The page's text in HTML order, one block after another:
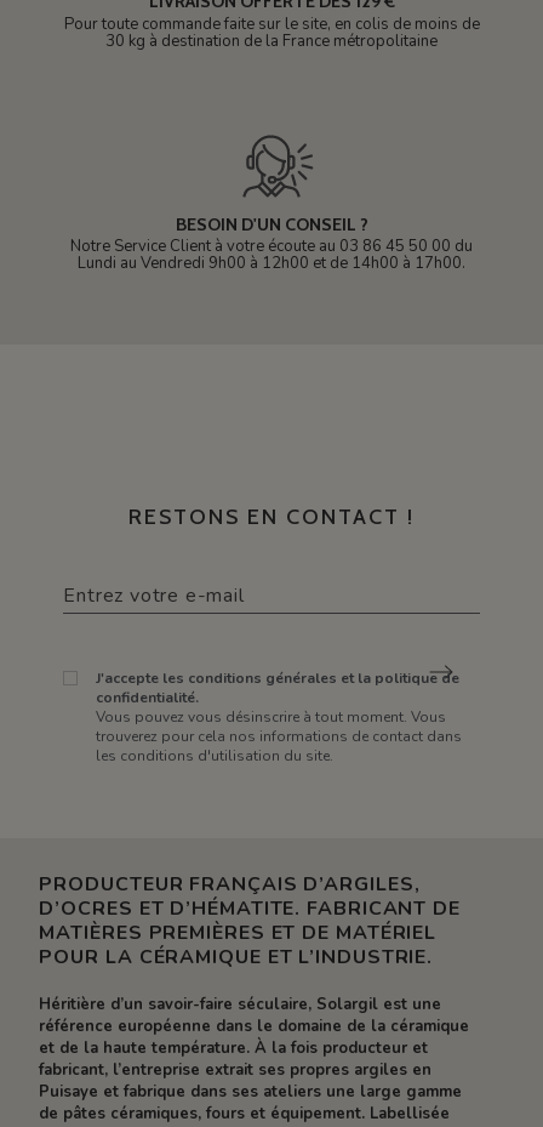
Pour toute commande faite sur le site, en colis de moins de
30 kg à destination de la France métropolitaine
BESOIN D'UN CONSEIL ?
Notre Service Client à votre écoute au 03 86 45 50 00 du
Lundi au Vendredi 9h00 à 12h00 et de 14h00 à 17h00.
RESTONS EN CONTACT !
J'accepte les conditions générales et la politique de
confidentialité.
Vous pouvez vous désinscrire à tout moment. Vous
trouverez pour cela nos informations de contact dans
les conditions d'utilisation du site.
PRODUCTEUR FRANÇAIS D’ARGILES,
D’OCRES ET D’HÉMATITE. FABRICANT DE
MATIÈRES PREMIÈRES ET DE MATÉRIEL
POUR LA CÉRAMIQUE ET L’INDUSTRIE.
Héritière d’un savoir-faire séculaire, Solargil est une
référence européenne dans le domaine de la céramique
et de la haute température. À la fois producteur et
fabricant, l’entreprise extrait ses propres argiles en
Puisaye et fabrique dans ses ateliers une large gamme
de pâtes céramiques, fours et équipement. Labellisée